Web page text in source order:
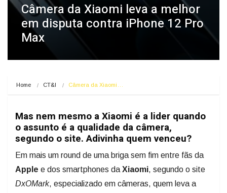
Câmera da Xiaomi leva a melhor
em disputa contra iPhone 12 Pro
Max
Home CT&I Câmera da Xiaomi…
Mas nem mesmo a Xiaomi é a lider quando
o assunto é a qualidade da câmera,
segundo o site. Adivinha quem venceu?
Em mais um round de uma briga sem fim entre fãs da
Apple e dos smartphones daXiaomi, segundo o site
DxOMark, especializado em câmeras, quem leva a